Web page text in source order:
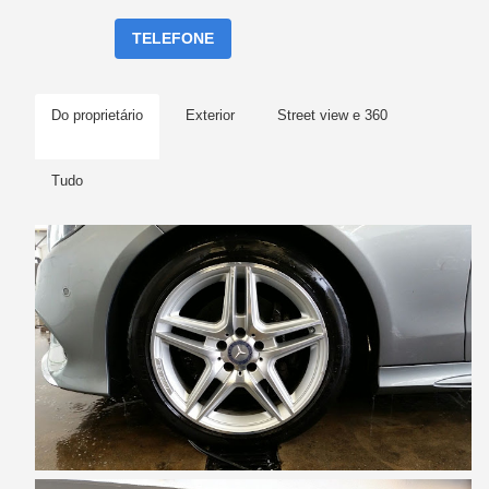
TELEFONE
Do proprietário Exterior Street view e 360
Tudo